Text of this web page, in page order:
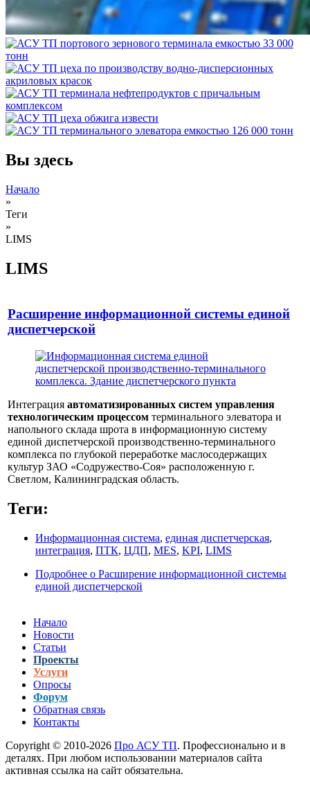
Вы здесь
Начало
»
Теги
»
LIMS
LIMS
Расширение информационной системы единой
диспетчерской
Интеграция автоматизированных систем управления
технологическим процессом терминального элеватора и
напольного склада шрота в информационную систему
единой диспетчерской производственно-терминального
комплекса по глубокой переработке маслосодержащих
культур ЗАО «Содружество-Соя» расположенную г.
Светлом, Калининградская область.
Теги:
Информационная система, единая диспетчерская,
интеграция, ПТК, ЦДП, MES, KPI, LIMS
Подробнее о Расширение информационной системы
единой диспетчерской
Начало
Новости
Статьи
Проекты
Услуги
Опросы
Форум
Обратная связь
Контакты
Copyright © 2010-2026 Про АСУ ТП. Профессионально и в
деталях. При любом использовании материалов сайта
активная ссылка на сайт обязательна.